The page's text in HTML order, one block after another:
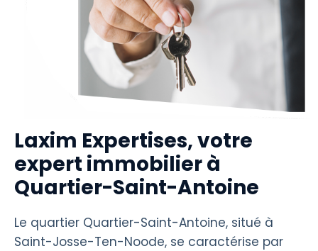
Laxim Expertises, votre
expert immobilier à
Quartier-Saint-Antoine
Le quartier Quartier-Saint-Antoine, situé à
Saint-Josse-Ten-Noode, se caractérise par